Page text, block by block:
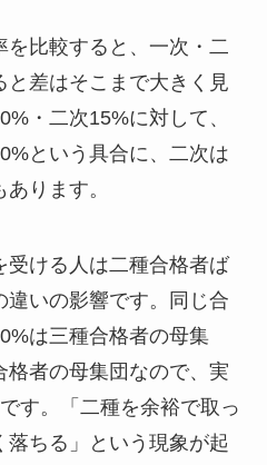
比較すると、一次・二
と差はそこまで大きく見
・二次15%に対して、
という具合に、二次は
ります。
受ける人は二種合格者ば
違いの影響です。同じ合
は三種合格者の母集
格者の母集団なので、実
す。「二種を余裕で取っ
ちる」という現象が起